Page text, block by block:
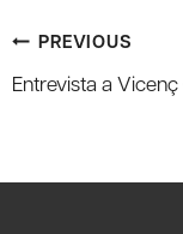
Post
navigation
PREVIOUS
Entrevista a Vicenç